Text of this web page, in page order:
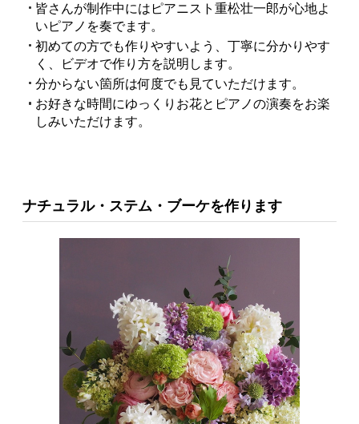
皆さんが制作中にはピアニスト重松壮一郎が心地よ
いピアノを奏でます。
初めての方でも作りやすいよう、丁寧に分かりやす
く、ビデオで作り方を説明します。
分からない箇所は何度でも見ていただけます。
お好きな時間にゆっくりお花とピアノの演奏をお楽
しみいただけます。
ナチュラル・ステム・ブーケを作ります